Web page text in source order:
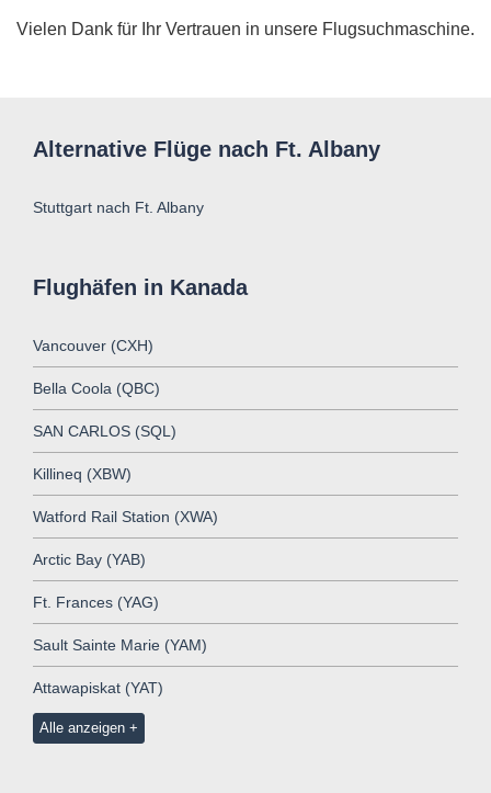
Vielen Dank für Ihr Vertrauen in unsere Flugsuchmaschine.
Alternative Flüge nach Ft. Albany
Stuttgart nach Ft. Albany
Flughäfen in Kanada
Vancouver (CXH)
Bella Coola (QBC)
SAN CARLOS (SQL)
Killineq (XBW)
Watford Rail Station (XWA)
Arctic Bay (YAB)
Ft. Frances (YAG)
Sault Sainte Marie (YAM)
Attawapiskat (YAT)
Alle anzeigen